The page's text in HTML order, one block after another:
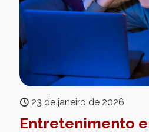
23 de janeiro de 2026
Entretenimento